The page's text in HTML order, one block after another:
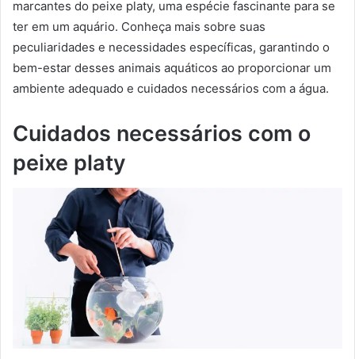
marcantes do peixe platy, uma espécie fascinante para se
ter em um aquário. Conheça mais sobre suas
peculiaridades e necessidades específicas, garantindo o
bem-estar desses animais aquáticos ao proporcionar um
ambiente adequado e cuidados necessários com a água.
Cuidados necessários com o
peixe platy